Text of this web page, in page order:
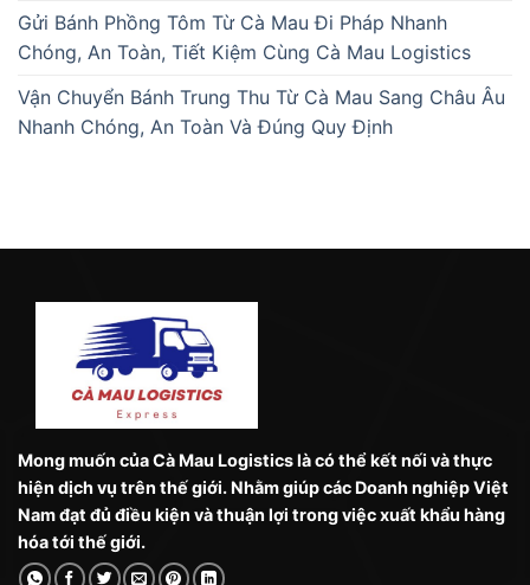
Gửi Bánh Phồng Tôm Từ Cà Mau Đi Pháp Nhanh
Chóng, An Toàn, Tiết Kiệm Cùng Cà Mau Logistics
Vận Chuyển Bánh Trung Thu Từ Cà Mau Sang Châu Âu
Nhanh Chóng, An Toàn Và Đúng Quy Định
Mong muốn của Cà Mau Logistics là có thể kết nối và thực
hiện dịch vụ trên thế giới. Nhằm giúp các Doanh nghiệp Việt
Nam đạt đủ điều kiện và thuận lợi trong việc xuất khẩu hàng
hóa tới thế giới.